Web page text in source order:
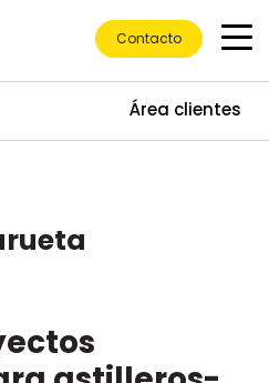
Área clientes
Contacto